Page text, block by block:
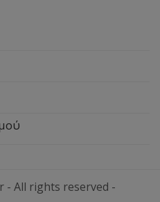
- All rights reserved -